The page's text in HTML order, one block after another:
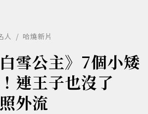
人 哈燒新片
雪公主》7個小矮
連王子也沒了
外流